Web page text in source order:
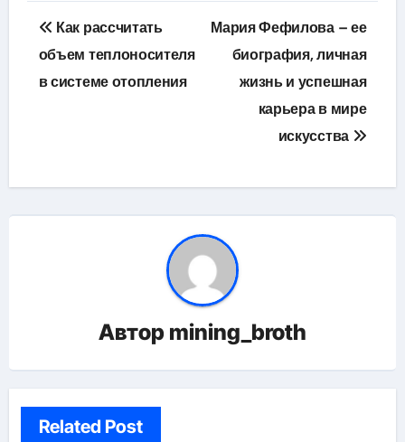
Навигация
по
записям
Как рассчитать
объем теплоносителя
в системе отопления
Мария Фефилова – ее
биография, личная
жизнь и успешная
карьера в мире
искусства
Автор mining_broth
Related Post